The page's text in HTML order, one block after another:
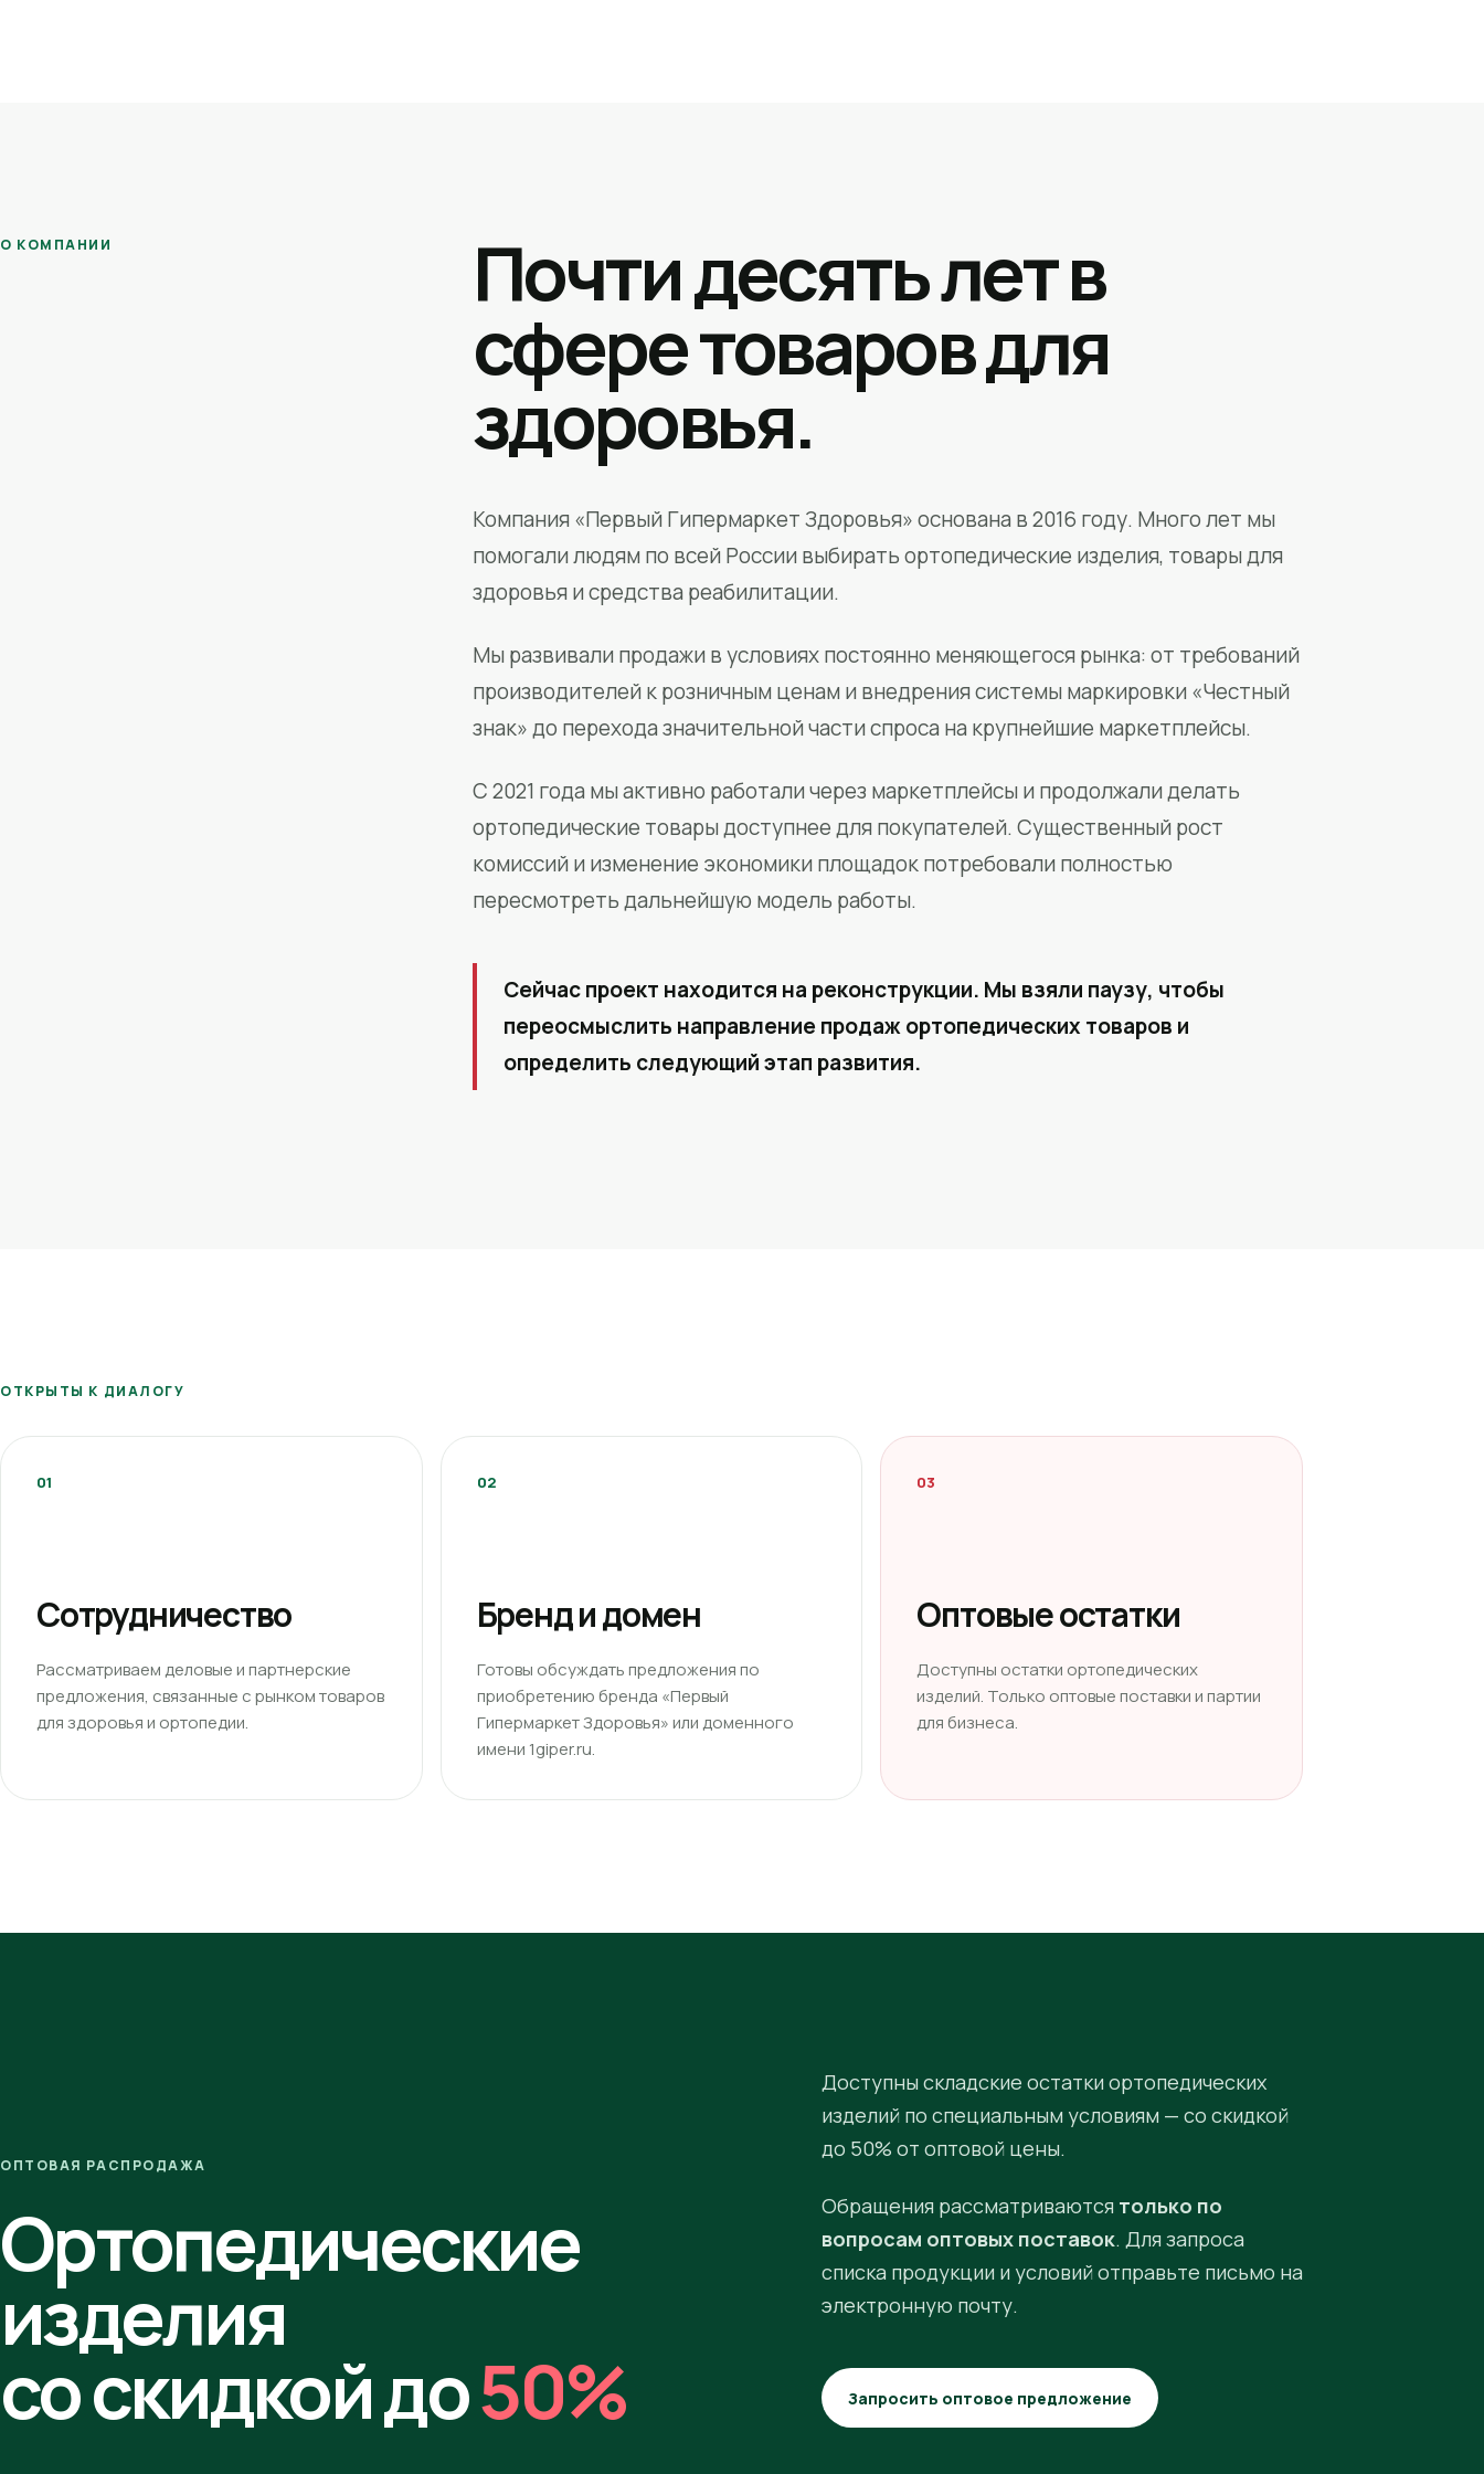
О КОМПАНИИ Почти десять лет в
сфере товаров для
здоровья.
Компания «Первый Гипермаркет Здоровья» основана в 2016 году. Много лет мы
помогали людям по всей России выбирать ортопедические изделия, товары для
здоровья и средства реабилитации.
Мы развивали продажи в условиях постоянно меняющегося рынка: от требований
производителей к розничным ценам и внедрения системы маркировки «Честный
знак» до перехода значительной части спроса на крупнейшие маркетплейсы.
С 2021 года мы активно работали через маркетплейсы и продолжали делать
ортопедические товары доступнее для покупателей. Существенный рост
комиссий и изменение экономики площадок потребовали полностью
пересмотреть дальнейшую модель работы.
Сейчас проект находится на реконструкции. Мы взяли паузу, чтобы
переосмыслить направление продаж ортопедических товаров и
определить следующий этап развития.
ОТКРЫТЫ К ДИАЛОГУ
01
Сотрудничество
Рассматриваем деловые и партнерские
предложения, связанные с рынком товаров
для здоровья и ортопедии.
02
Бренд и домен
Готовы обсуждать предложения по
приобретению бренда «Первый
Гипермаркет Здоровья» или доменного
имени 1giper.ru.
03
Оптовые остатки
Доступны остатки ортопедических
изделий. Только оптовые поставки и партии
для бизнеса.
ОПТОВАЯ РАСПРОДАЖА
Ортопедические
изделия
со скидкой до50%
Доступны складские остатки ортопедических
изделий по специальным условиям — со скидкой
до 50% от оптовой цены.
Обращения рассматриваются только по
вопросам оптовых поставок. Для запроса
списка продукции и условий отправьте письмо на
электронную почту.
Запросить оптовое предложение